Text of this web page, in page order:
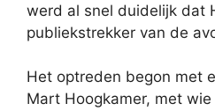
werd al snel duidelijk dat
publiekstrekker van de
Het optreden begon met
Mart Hoogkamer, met